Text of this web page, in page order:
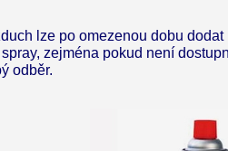
lze po omezenou dobu
zejména pokud není
odběr.